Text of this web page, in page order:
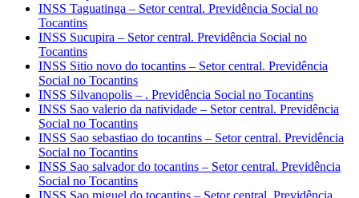
INSS Taguatinga – Setor central. Previdência Social no
Tocantins
INSS Sucupira – Setor central. Previdência Social no
Tocantins
INSS Sitio novo do tocantins – Setor central. Previdência
Social no Tocantins
INSS Silvanopolis – . Previdência Social no Tocantins
INSS Sao valerio da natividade – Setor central. Previdência
Social no Tocantins
INSS Sao sebastiao do tocantins – Setor central. Previdência
Social no Tocantins
INSS Sao salvador do tocantins – Setor central. Previdência
Social no Tocantins
INSS Sao miguel do tocantins – Setor central. Previdência